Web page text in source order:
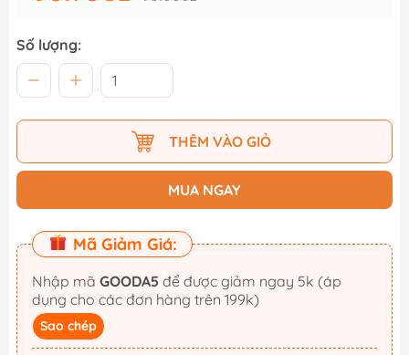
Số lượng:
THÊM VÀO GIỎ
MUA NGAY
Mã Giảm Giá:
Nhập mã GOODA5
dụng cho các đơn hàng trên 199k)
Sao chép